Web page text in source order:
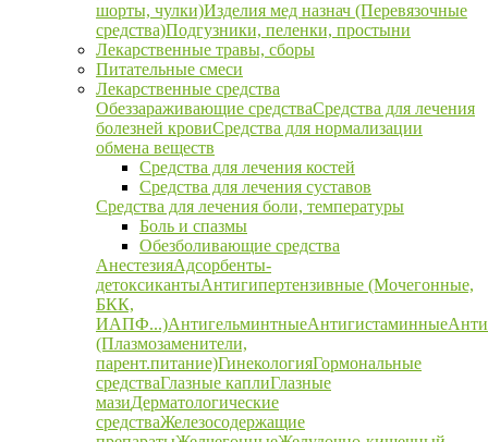
шорты, чулки)Изделия мед назнач (Перевязочные
средства)Подгузники, пеленки, простыни
Лекарственные травы, сборы
Питательные смеси
Лекарственные средства
Обеззараживающие средстваСредства для лечения
болезней кровиСредства для нормализации
обмена веществ
Средства для лечения костей
Средства для лечения суставов
Средства для лечения боли, температуры
Боль и спазмы
Обезболивающие средства
АнестезияАдсорбенты-
детоксикантыАнтигипертензивные (Мочегонные,
БКК,
ИАПФ...)АнтигельминтныеАнтигистаминные
(Плазмозаменители,
парент.питание)ГинекологияГормональные
средстваГлазные каплиГлазные
мазиДерматологические
средстваЖелезосодержащие